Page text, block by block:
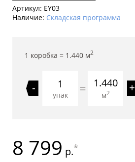
Артикул: EY03
Наличие: Складская программа
1 коробка = 1.440 м2
-
упак = 1.440
м2 +
8 799 р.*